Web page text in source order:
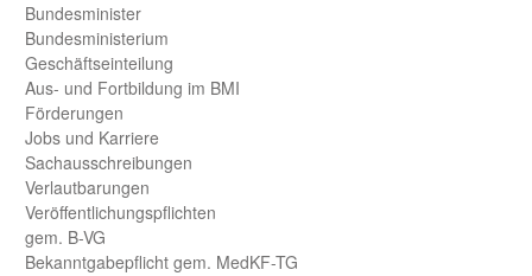
Bundes­minister
Bundes­ministerium
Geschäfts­einteilung
Aus- und Fortbildung im BMI
Förderungen
Jobs und Karriere
Sachaus­schreibungen
Verlautbarungen
Veröffentlichungspflichten
gem. B-VG
Bekanntgabepflicht gem. MedKF-TG